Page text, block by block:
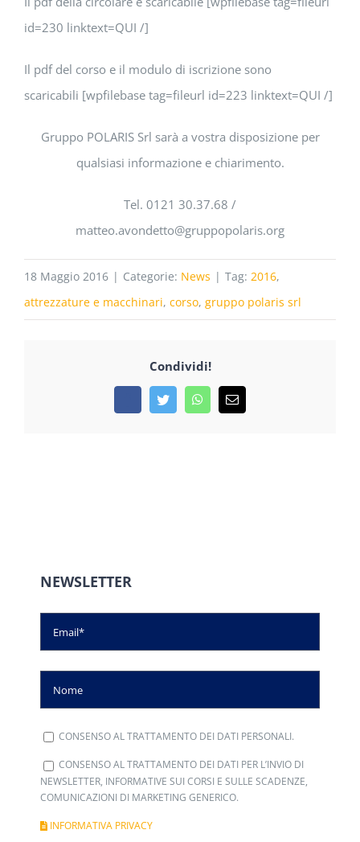
id=230 linktext=QUI /]
Il pdf del corso e il modulo di iscrizione sono
scaricabili [wpfilebase tag=fileurl id=223 linktext=QUI /]
Gruppo POLARIS Srl sarà a vostra disposizione per
qualsiasi informazione e chiarimento.
Tel. 0121 30.37.68 /
matteo.avondetto@gruppopolaris.org
18 Maggio 2016 | Categorie: News | Tag: 2016,
attrezzature e macchinari, corso, gruppo polaris srl
Condividi!
FacebookTwitterWhatsApp
Email
NEWSLETTER
CONSENSO AL TRATTAMENTO DEI DATI PERSONALI.
CONSENSO AL TRATTAMENTO DEI DATI PER L’INVIO DI
NEWSLETTER, INFORMATIVE SUI CORSI E SULLE SCADENZE,
COMUNICAZIONI DI MARKETING GENERICO.
INFORMATIVA PRIVACY